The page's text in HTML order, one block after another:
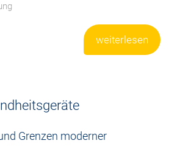
weiterlesen
Grenzen moderner